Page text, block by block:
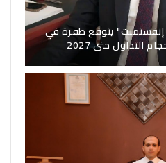
إنفستمنت" يتوقع طفرة في
التداول حتى 2027